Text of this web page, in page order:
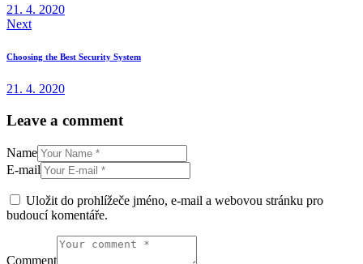
21. 4. 2020
Next
Choosing the Best Security System
21. 4. 2020
Leave a comment
Name
E-mail
Uložit do prohlížeče jméno, e-mail a webovou stránku pro
budoucí komentáře.
Comment